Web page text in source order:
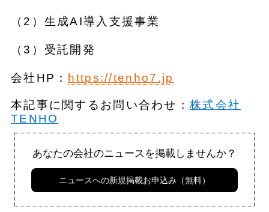
（2）生成AI導入支援事業
（3）受託開発
会社HP： https://tenho7.jp
本記事に関するお問い合わせ：株式会社
TENHO
あなたの会社のニュースを掲載しませんか？
ニュースへの新規掲載お申込み（無料）